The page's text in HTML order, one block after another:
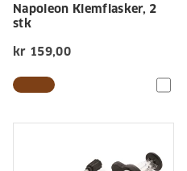
Napoleon Klemflasker, 2
stk
kr 159,00